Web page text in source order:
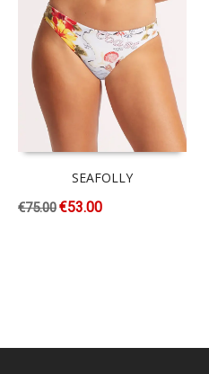
SEAFOLLY
€75.00€53.00